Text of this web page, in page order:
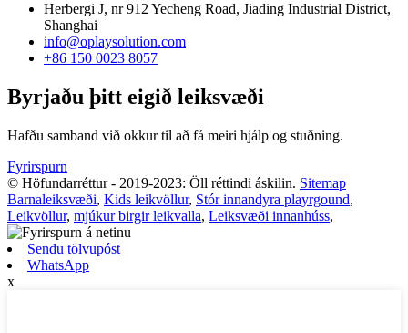
Herbergi J, nr 912 Yecheng Road, Jiading Industrial District,
Shanghai
info@oplaysolution.com
+86 150 0023 8057
Byrjaðu þitt eigið leiksvæði
Hafðu samband við okkur til að fá meiri hjálp og stuðning.
Fyrirspurn
© Höfundarréttur - 2019-2023: Öll réttindi áskilin. Sitemap
Barnaleiksvæði, Kids leikvöllur, Stór innandyra playrgound,
Leikvöllur, mjúkur birgir leikvalla, Leiksvæði innanhúss,
Sendu tölvupóst
WhatsApp
x